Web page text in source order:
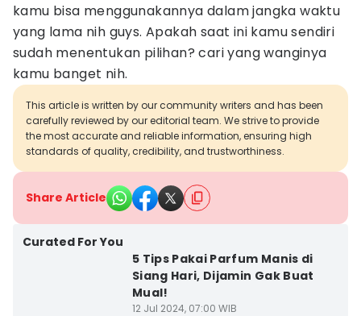
kamu bisa menggunakannya dalam jangka waktu
yang lama nih guys. Apakah saat ini kamu sendiri
sudah menentukan pilihan? cari yang wanginya
kamu banget nih.
This article is written by our community writers and has been
carefully reviewed by our editorial team. We strive to provide
the most accurate and reliable information, ensuring high
standards of quality, credibility, and trustworthiness.
Share Article
Curated For You
5 Tips Pakai Parfum Manis di
Siang Hari, Dijamin Gak Buat
Mual!
12 Jul 2024, 07:00 WIB